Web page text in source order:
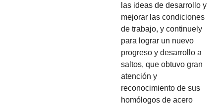
las ideas de desarrollo y
mejorar las condiciones
de trabajo, y continuely
para lograr un nuevo
progreso y desarrollo a
saltos, que obtuvo gran
atención y
reconocimiento de sus
homólogos de acero